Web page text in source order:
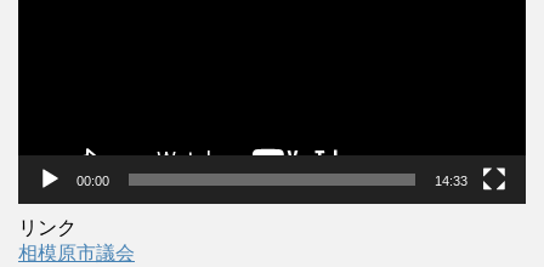
00:00 14:33
リンク
相模原市議会